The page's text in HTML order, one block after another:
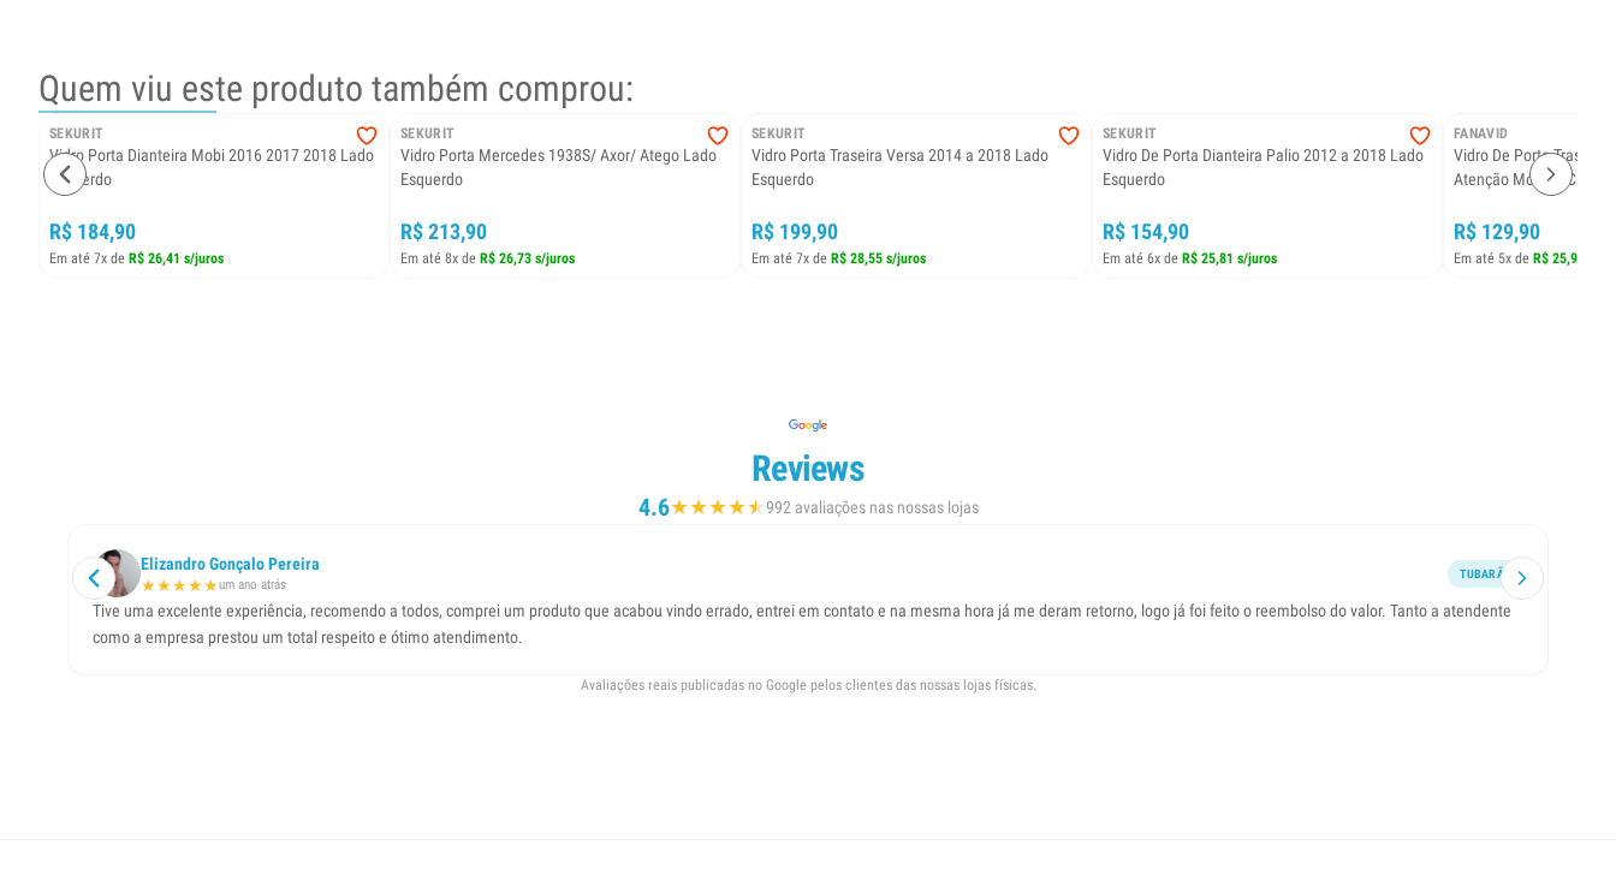
Quem viu este produto também comprou:
SEKURIT
Vidro Porta Dianteira Mobi 2016 2017 2018 Lado
Esquerdo
R$ 184,90
Em até 7x de R$ 26,41 s/juros
SEKURIT
Vidro Porta Mercedes 1938S/ Axor/ Atego Lado
Esquerdo
R$ 213,90
Em até 8x de R$ 26,73 s/juros
SEKURIT
Vidro Porta Traseira Versa 2014 a 2018 Lado
Esquerdo
R$ 199,90
Em até 7x de R$ 28,55 s/juros
SEKURIT
Vidro De Porta Dianteira Palio 2012 a 2018 Lado
Esquerdo
R$ 154,90
Em até 6x de R$ 25,81 s/juros
FANAVID
Vidro De Porta Traseira L200 /02 Lado
Atenção Modelo
R$ 129,90
Em até 5x de R$ 25,98 s/
Reviews
4.6★★★★★
★992 avaliações nas nossas lojas
Elizandro Gonçalo Pereira
★★★★★um ano atrás
TUBARÃO
Tive uma excelente experiência, recomendo a todos, comprei um produto que acabou vindo errado, entrei em contato e na mesma hora já me deram retorno, logo já foi feito o reembolso do valor. Tanto a atendente
como a empresa prestou um total respeito e ótimo atendimento.
Avaliações reais publicadas no Google pelos clientes das nossas lojas físicas.